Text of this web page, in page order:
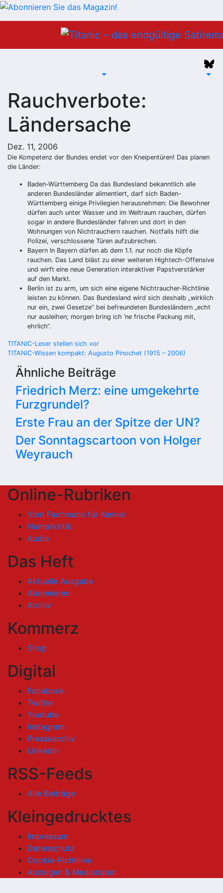
Rauchverbote:
Ländersache
Dez. 11, 2006
Die Kompetenz der Bundes endet vor den Kneipentüren! Das planen
die Länder:
Baden-Württemberg Da das Bundesland bekanntlich alle
anderen Bundesländer alimentiert, darf sich Baden-
Württemberg einige Privilegien herausnehmen: Die Bewohner
dürfen auch unter Wasser und im Weltraum rauchen, dürfen
sogar in andere Bundesländer fahren und dort in den
Wohnungen von Nichtrauchern rauchen. Notfalls hilft die
Polizei, verschlossene Türen aufzubrechen.
Bayern In Bayern dürfen ab dem 1.1. nur noch die Köpfe
rauchen. Das Land bläst zu einer weiteren Hightech-Offensive
und wirft eine neue Generation interaktiver Papstverstärker
auf den Markt.
Berlin ist zu arm, um sich eine eigene Nichtraucher-Richtlinie
leisten zu können. Das Bundesland wird sich deshalb „wirklich
nur ein, zwei Gesetze“ bei befreundeten Bundesländern „echt
nur ausleihen; morgen bring ich ’ne frische Packung mit,
ehrlich“.
Beitragsnavigation
TITANIC-Leser stellen sich vor
TITANIC-Wissen kompakt: Augusto Pinochet (1915 – 2006)
Ähnliche Beiträge
Friedrich Merz: eine umgekehrte
Furzgrundel?
Erste Frau an der Spitze der UN?
Der Sonntagscartoon von Holger
Weyrauch
Online-Rubriken
Vom Fachmann für Kenner
Humorkritik
Audio
Das Heft
Aktuelle Ausgabe
Abonnieren
Archiv
Kommerz
Shop
Digital
Facebook
Twitter
Youtube
Instagram
Pressearchiv
LinkedIn
RSS-Feeds
Alle Beiträge
Kleingedrucktes
Impressum
Datenschutz
Cookie-Richtlinie
Anzeigen & Mediadaten